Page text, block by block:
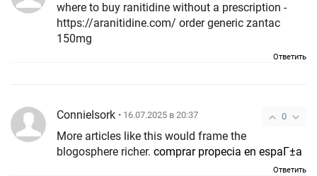
where to buy ranitidine without a prescription -
https://aranitidine.com/ order generic zantac
150mg
Ответить
0
ConnieIsork • 16.07.2025 в 20:37
More articles like this would frame the
blogosphere richer. comprar propecia en espaГ±a
Ответить